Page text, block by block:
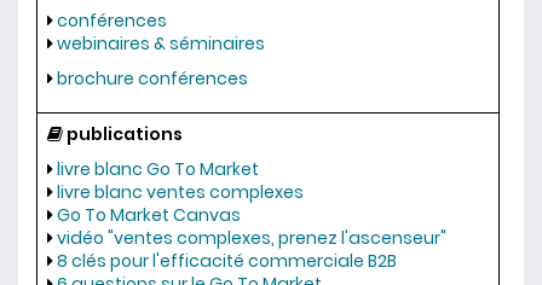
conférences
webinaires & séminaires
brochure conférences
publications
livre blanc Go To Market
livre blanc ventes complexes
Go To Market Canvas
vidéo "ventes complexes, prenez l'ascenseur"
8 clés pour l'efficacité commerciale B2B